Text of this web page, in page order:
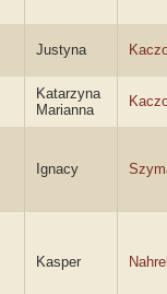
Justyna
Katarzyna
Marianna
Ignacy
Kasper